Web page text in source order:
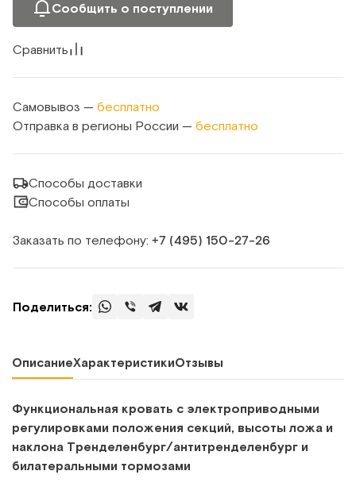
Сообщить о поступлении
Сравнить
Самовывоз — бесплатно
Отправка в регионы России — бесплатно
Способы доставки
Способы оплаты
Заказать по телефону: +7 (495) 150‑27‑26
Поделиться:
ОписаниеХарактеристикиОтзывы
Функциональная кровать с электроприводными
регулировками положения секций, высоты ложа и
наклона Тренделенбург/антитренделенбург и
билатеральными тормозами